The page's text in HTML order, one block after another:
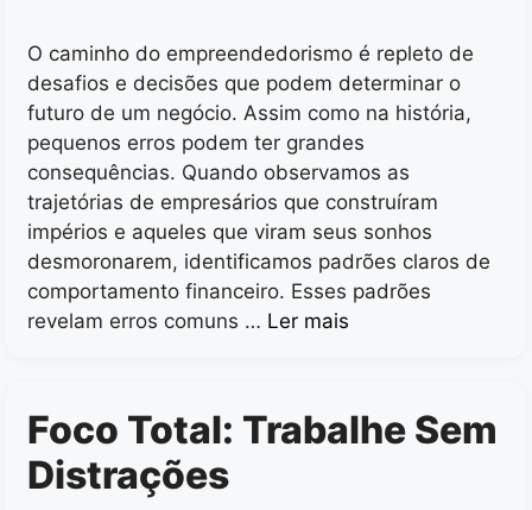
O caminho do empreendedorismo é repleto de
desafios e decisões que podem determinar o
futuro de um negócio. Assim como na história,
pequenos erros podem ter grandes
consequências. Quando observamos as
trajetórias de empresários que construíram
impérios e aqueles que viram seus sonhos
desmoronarem, identificamos padrões claros de
comportamento financeiro. Esses padrões
revelam erros comuns … Ler mais
Foco Total: Trabalhe Sem
Distrações